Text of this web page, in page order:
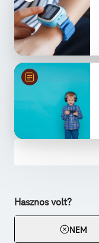
Hasznos volt?
NEM